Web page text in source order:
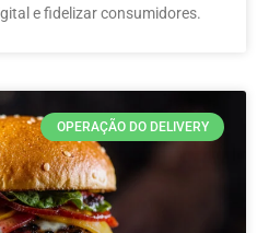
e fidelizar consumidores.
OPERAÇÃO DO DELIVERY